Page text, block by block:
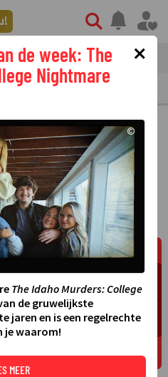
nieuws
GEMIST
×
de week: The
Nightmare
©
The Idaho Murders: College
de gruwelijkste
jaren en is een regelrechte
je waarom!
MEER